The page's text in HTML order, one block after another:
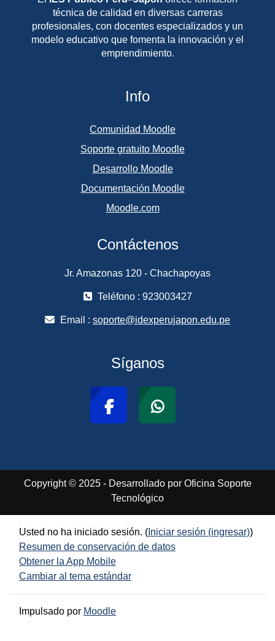
técnica de calidad en diversas carreras
profesionales, con docentes especializados y un
modelo educativo que fomenta la innovación y el
emprendimiento.
Info
Comunidad Moodle
Soporte gratuito Moodle
Desarrollo Moodle
Documentación Moodle
Moodle.com
Contáctenos
Jr. Amazonas 120 - Chachapoyas
Teléfono : 923003427
Email : soporte@idexperujapon.edu.pe
Síganos
Copyright © 2025 - Desarrollado por Oficina Soporte
Tecnológico
Usted no ha iniciado sesión. ( Iniciar sesión (ingresar))
Resumen de conservación de datos
Obtener la App Mobile
Cambiar al tema estándar
Impulsado por Moodle